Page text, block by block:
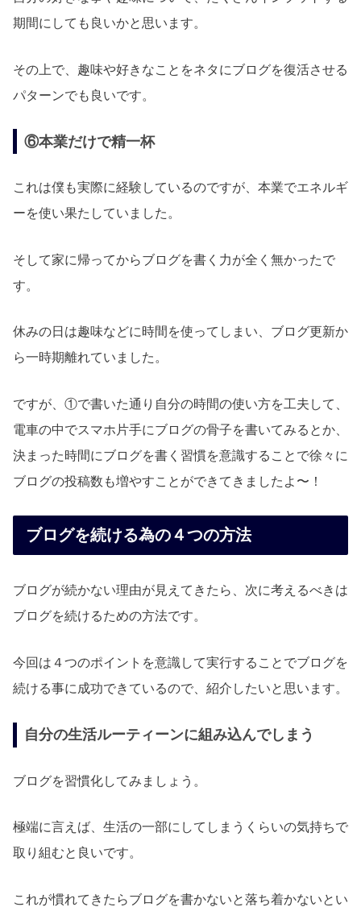
期間にしても良いかと思います。
その上で、趣味や好きなことをネタにブログを復活させる
パターンでも良いです。
⑥本業だけで精一杯
これは僕も実際に経験しているのですが、本業でエネルギ
ーを使い果たしていました。
そして家に帰ってからブログを書く力が全く無かったで
す。
休みの日は趣味などに時間を使ってしまい、ブログ更新か
ら一時期離れていました。
ですが、①で書いた通り自分の時間の使い方を工夫して、
電車の中でスマホ片手にブログの骨子を書いてみるとか、
決まった時間にブログを書く習慣を意識することで徐々に
ブログの投稿数も増やすことができてきましたよ〜！
ブログを続ける為の４つの方法
ブログが続かない理由が見えてきたら、次に考えるべきは
ブログを続けるための方法です。
今回は４つのポイントを意識して実行することでブログを
続ける事に成功できているので、紹介したいと思います。
自分の生活ルーティーンに組み込んでしまう
ブログを習慣化してみましょう。
極端に言えば、生活の一部にしてしまうくらいの気持ちで
取り組むと良いです。
これが慣れてきたらブログを書かないと落ち着かないとい